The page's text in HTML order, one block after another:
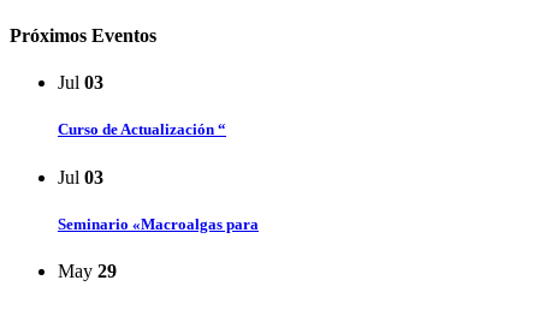
Próximos Eventos
Jul 03
Curso de Actualización “
Jul 03
Seminario «Macroalgas para
May 29